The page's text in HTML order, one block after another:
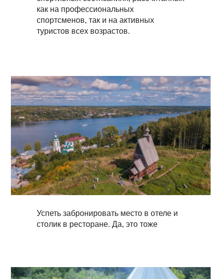
как на профессиональных
спортсменов, так и на активных
туристов всех возрастов.
Успеть забронировать место в отеле и
столик в ресторане. Да, это тоже